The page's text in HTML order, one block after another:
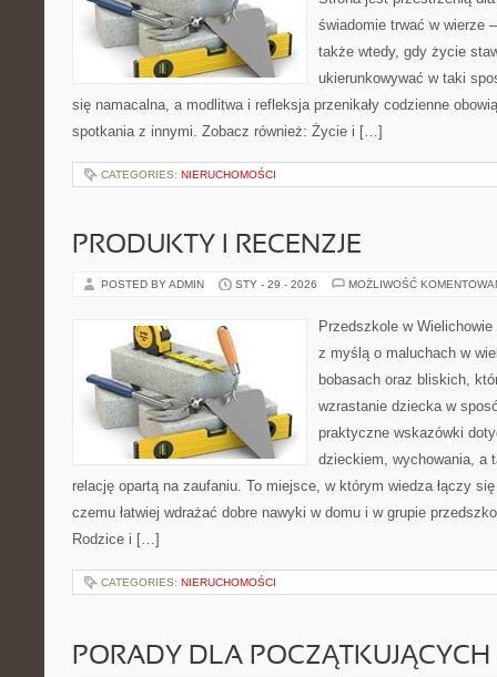
świadomie trwać w wierze
także wtedy, gdy życie
ukierunkowywać w taki
się namacalna, a modlitwa i refleksja przenikały codzienne
spotkania z innymi. Zobacz również: Życie i […]
CATEGORIES: NIERUCHOMOŚCI
PRODUKTY I RECENZJE
POSTED BY ADMIN STY - 29 - 2026 MOŻLIWOŚĆ
Przedszkole w
z myślą o maluchach w
bobasach oraz bliskich,
wzrastanie dziecka w
praktyczne wskazówki
dzieckiem, wychowania, a
relację opartą na zaufaniu. To miejsce, w którym wiedza łączy
czemu łatwiej wdrażać dobre nawyki w domu i w grupie
Rodzice i […]
CATEGORIES: NIERUCHOMOŚCI
PORADY DLA POCZĄTKUJĄCYCH